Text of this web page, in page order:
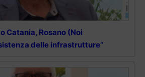
Catania, Rosano (Noi
delle infrastrutture”